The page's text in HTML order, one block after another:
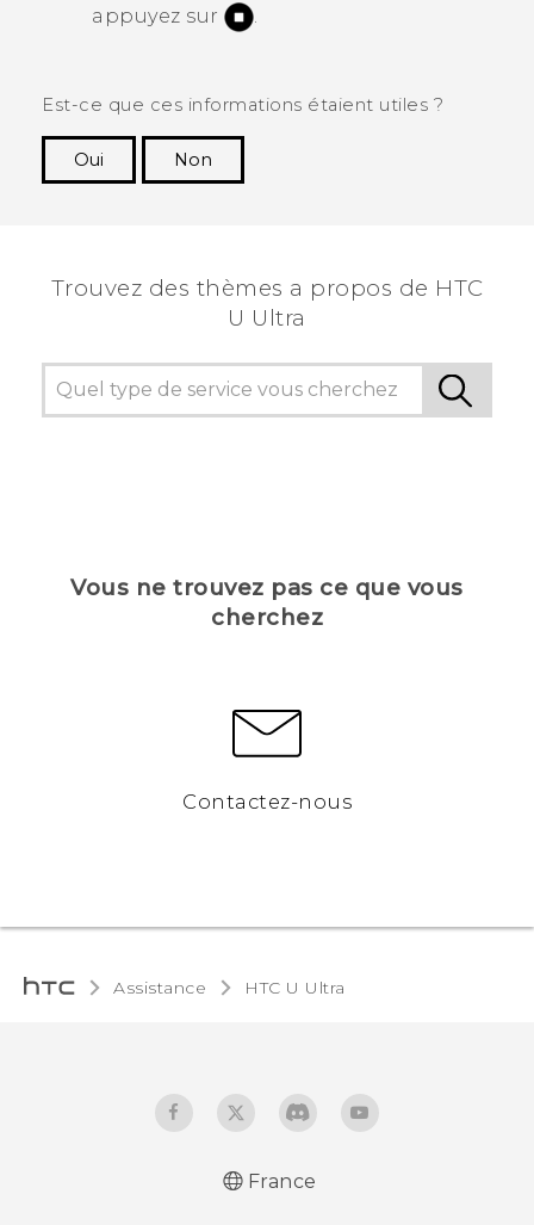
appuyez sur
Est-ce que ces informations étaient utiles ?
Oui
Non
Trouvez des thèmes a propos de HTC
U Ultra
Vous ne trouvez pas ce que vous
cherchez
Contactez-nous
Assistance HTC U Ultra‎
France